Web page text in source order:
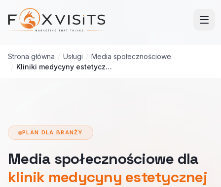
Przejdź do treści głównej
Strona główna / Usługi / Media społecznościowe
/
Kliniki medycyny estetycznej
PLAN DLA BRANŻY
Media społecznościowe dla
klinik medycyny estetycznej